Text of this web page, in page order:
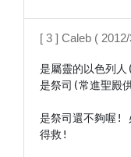
[ 3 ] Caleb (
是屬靈的以色列
是祭司(常進聖殿
是祭司還不夠喔!
得救!